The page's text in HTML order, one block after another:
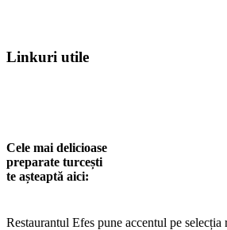
Linkuri utile
Cele mai delicioase
preparate turcești
te așteaptă aici:
Restaurantul Efes pune accentul pe selecția